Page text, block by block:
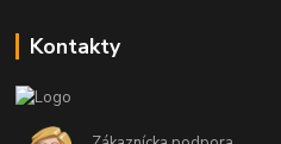
Kontakty